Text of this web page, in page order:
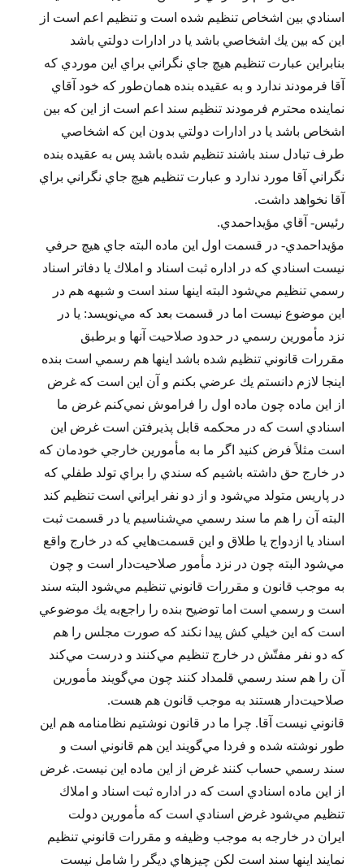
اسنادي بين اشخاص تنظيم شده است و تنظيم اعم است از
اين كه بين يك اشخاصي باشد يا در ادارات دولتي باشد
بنابراين عبارت تنظيم هيچ جاي نگراني براي اين موردي كه
آقا فرمودند ندارد و به عقيده بنده همان‌طور كه خود آقاي
نماينده محترم فرمودند تنظيم سند اعم است از اين كه بين
اشخاص باشد يا در ادارات دولتي بدون اين كه اشخاصي
طرف تبادل سند باشند تنظيم شده باشد پس به عقيده بنده
نگراني آقا مورد ندارد و عبارت تنظيم هيچ جاي نگراني براي
آقا نخواهد داشت.
رئيس- آقاي مؤيداحمدي.
مؤيداحمدي- در قسمت اول اين ماده البته جاي هيچ حرفي
نيست اسنادي كه در اداره ثبت اسناد و املاك يا دفاتر اسناد
رسمي تنظيم مي‌شود البته اينها سند است و شبهه هم در
اين موضوع نيست اما در قسمت بعد كه مي‌نويسد: يا در
نزد مأمورين رسمي در حدود صلاحيت آنها و برطبق
مقررات قانوني تنظيم شده باشد اينها هم رسمي است بنده
اينجا لازم دانستم يك عرضي بكنم و آن اين است كه غرض
از اين ماده چون ماده اول را فراموش نمي‌كنم غرض ما
اسنادي است كه در محكمه قابل پذيرفتن است غرض اين
است مثلاً فرض كنيد اگر ما به مأمورين خارجي خودمان كه
در خارج حق داشته باشيم كه سندي را براي تولد طفلي كه
در پاريس متولد مي‌شود و از دو نفر ايراني است تنظيم كند
البته آن را هم ما سند رسمي مي‌شناسيم يا در قسمت ثبت
اسناد يا ازدواج يا طلاق و اين قسمت‌هايي كه در خارج واقع
مي‌شود البته چون در نزد مأمور صلاحيت‌دار است و چون
به موجب قانون و مقررات قانوني تنظيم مي‌شود البته سند
است و رسمي است اما توضيح بنده را راجع‌به يك موضوعي
است كه اين خيلي كش پيدا نكند كه صورت مجلس را هم
كه دو نفر مفتّش در خارج تنظيم مي‌كنند و درست مي‌كند
آن را هم سند رسمي قلمداد كنند چون مي‌گويند مأمورين
صلاحيت‌دار هستند به موجب قانون هم هست.
قانوني نيست آقا. چرا ما در قانون نوشتيم نظامنامه هم اين
طور نوشته شده و فردا مي‌گويند اين هم قانوني است و
سند رسمي حساب كنند غرض از اين ماده اين نيست. غرض
از اين ماده اسنادي است كه در اداره ثبت اسناد و املاك
تنظيم مي‌شود غرض اسنادي است كه مأمورين دولت
ايران در خارجه به موجب وظيفه و مقررات قانوني تنظيم
نمايند اينها سند است لكن چيزهاي ديگر را شامل نيست